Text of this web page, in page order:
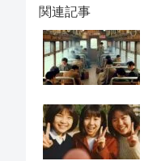
関連記事